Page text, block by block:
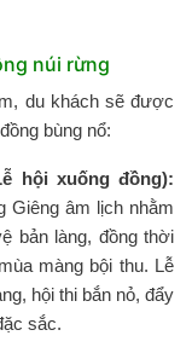
núi rừng
du khách sẽ được
bùng nổ:
hội xuống đồng):
âm lịch nhằm
bản làng, đồng thời
màng bội thu. Lễ
hội thi bắn nỏ, đẩy
sắc.